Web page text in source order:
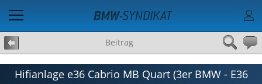
Beitrag
Hifianlage e36 Cabrio MB Quart (3er BMW - E36